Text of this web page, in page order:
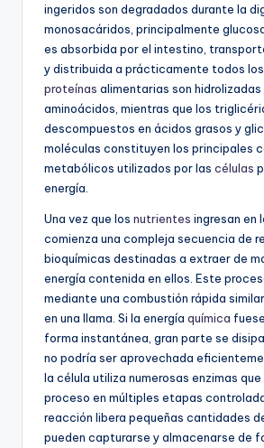
ingeridos son degradados durante la
monosacáridos, principalmente
es absorbida por el intestino,
y distribuida a prácticamente todos
proteínas alimentarias son
aminoácidos, mientras que los
descompuestos en ácidos grasos y
moléculas constituyen los principales
metabólicos utilizados por las células
energía.
Una vez que los nutrientes ingresan en
comienza una compleja secuencia de
bioquímicas destinadas a extraer de
energía contenida en ellos. Este
mediante una combustión rápida
en una llama. Si la energía química
forma instantánea, gran parte se
no podría ser aprovechada
la célula utiliza numerosas enzimas que
proceso en múltiples etapas
reacción libera pequeñas cantidades
pueden capturarse y almacenarse de